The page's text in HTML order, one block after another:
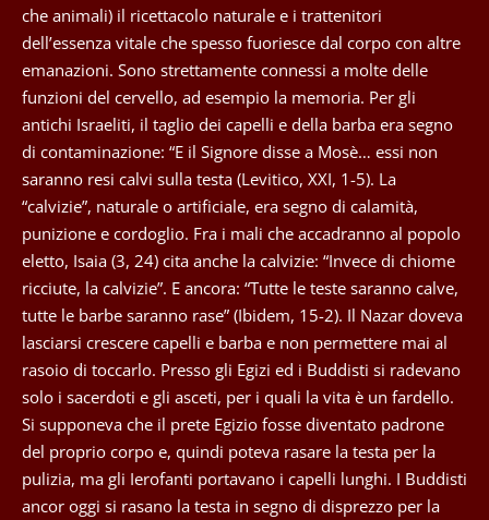
che animali) il ricettacolo naturale e i trattenitori
dell’essenza vitale che spesso fuoriesce dal corpo con altre
emanazioni. Sono strettamente connessi a molte delle
funzioni del cervello, ad esempio la memoria. Per gli
antichi Israeliti, il taglio dei capelli e della barba era segno
di contaminazione: “E il Signore disse a Mosè… essi non
saranno resi calvi sulla testa (Levitico, XXI, 1-5). La
“calvizie”, naturale o artificiale, era segno di calamità,
punizione e cordoglio. Fra i mali che accadranno al popolo
eletto, Isaia (3, 24) cita anche la calvizie: “Invece di chiome
ricciute, la calvizie”. E ancora: “Tutte le teste saranno calve,
tutte le barbe saranno rase” (Ibidem, 15-2). Il Nazar doveva
lasciarsi crescere capelli e barba e non permettere mai al
rasoio di toccarlo. Presso gli Egizi ed i Buddisti si radevano
solo i sacerdoti e gli asceti, per i quali la vita è un fardello.
Si supponeva che il prete Egizio fosse diventato padrone
del proprio corpo e, quindi poteva rasare la testa per la
pulizia, ma gli Ierofanti portavano i capelli lunghi. I Buddisti
ancor oggi si rasano la testa in segno di disprezzo per la